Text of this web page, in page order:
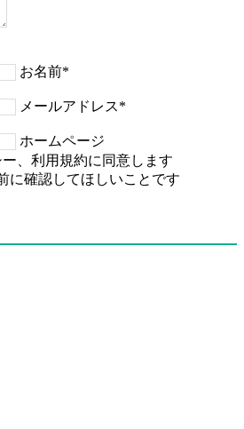
お名前*
メールアドレス*
ホームページ
利用規約に同意します
に確認してほしいことです